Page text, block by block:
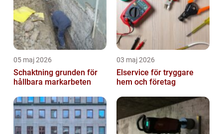
05 maj 2026
Schaktning grunden för
hållbara markarbeten
03 maj 2026
Elservice för tryggare
hem och företag